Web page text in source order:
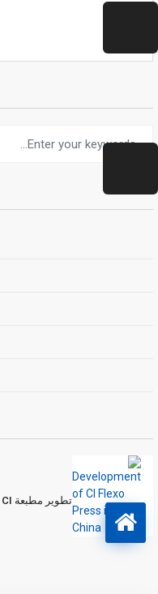
تطوير مطبعة CI فليكسو في الصين